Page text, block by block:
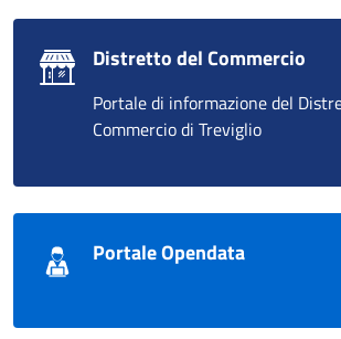
Distretto del Commercio
Portale di informazione del
Commercio di Treviglio
Portale Opendata